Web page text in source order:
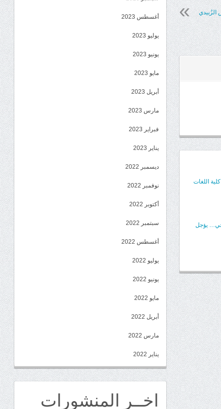
الزُبيدي
اللغات
يؤجل
أغسطس 2023
يوليو 2023
يونيو 2023
مايو 2023
أبريل 2023
مارس 2023
فبراير 2023
يناير 2023
ديسمبر 2022
نوفمبر 2022
أكتوبر 2022
سبتمبر 2022
أغسطس 2022
يوليو 2022
يونيو 2022
مايو 2022
أبريل 2022
مارس 2022
يناير 2022
اخــر المنشورات